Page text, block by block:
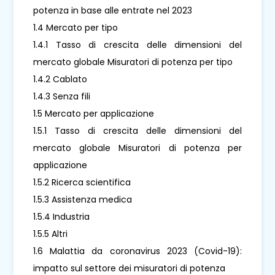
potenza in base alle entrate nel 2023
1.4 Mercato per tipo
1.4.1 Tasso di crescita delle dimensioni del
mercato globale Misuratori di potenza per tipo
1.4.2 Cablato
1.4.3 Senza fili
1.5 Mercato per applicazione
1.5.1 Tasso di crescita delle dimensioni del
mercato globale Misuratori di potenza per
applicazione
1.5.2 Ricerca scientifica
1.5.3 Assistenza medica
1.5.4 Industria
1.5.5 Altri
1.6 Malattia da coronavirus 2023 (Covid-19):
impatto sul settore dei misuratori di potenza